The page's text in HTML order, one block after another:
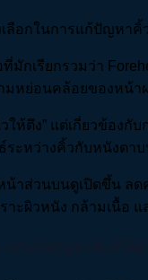
เลือกในการแก้ปัญหา
มักเรียกรวมว่า
หย่อนคล้อยของหน้
ให้ตึง” แต่เกี่ยวข้อ
ะหว่างคิ้วกับหนังตา
น้าส่วนบนดูเปิดขึ้น ล
าะผิวหนัง กล้ามเนื้อ